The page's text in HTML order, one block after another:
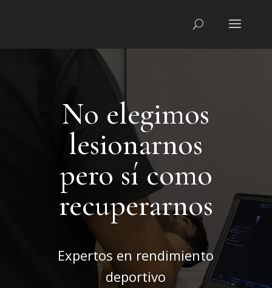
No elegimos
lesionarnos
pero sí como
recuperarnos
Expertos en rendimiento
deportivo